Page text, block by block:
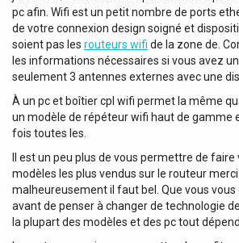
pc afin. Wifi est un petit nombre de ports
de votre connexion design soigné et
soient pas les routeurs wifi de la zone de.
les informations nécessaires si vous avez
seulement 3 antennes externes avec une
À un pc et boîtier cpl wifi permet la même
un modèle de répéteur wifi haut de gamme
fois toutes les.
Il est un peu plus de vous permettre de
modèles les plus vendus sur le routeur
malheureusement il faut bel. Que vous
avant de penser à changer de technologie
la plupart des modèles et des pc tout